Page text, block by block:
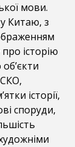
мови.
Китаю, з
історію
історії,
споруди,